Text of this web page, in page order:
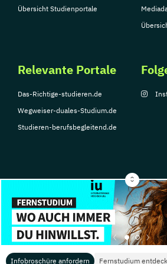
Infobroschüre anfordern Fernstudium
Übersicht Studienportale
Relevante Portale
Das-Richtige-studieren.de
Wegweiser-duales-Studium.de
Studieren-berufsbegleitend.de
© Copyright 2026, TarGroup Media GmbH
Impressum
Über
uns
Datenschutzerklärung